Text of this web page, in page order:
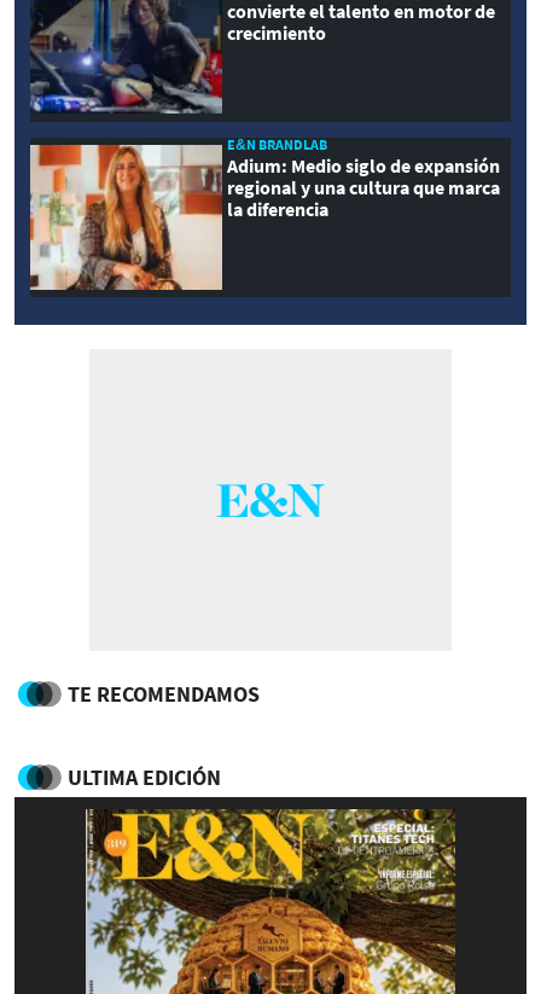
convierte el talento en motor de
crecimiento
E&N BRANDLAB
Adium: Medio siglo de expansión
regional y una cultura que marca
la diferencia
TE RECOMENDAMOS
ULTIMA EDICIÓN